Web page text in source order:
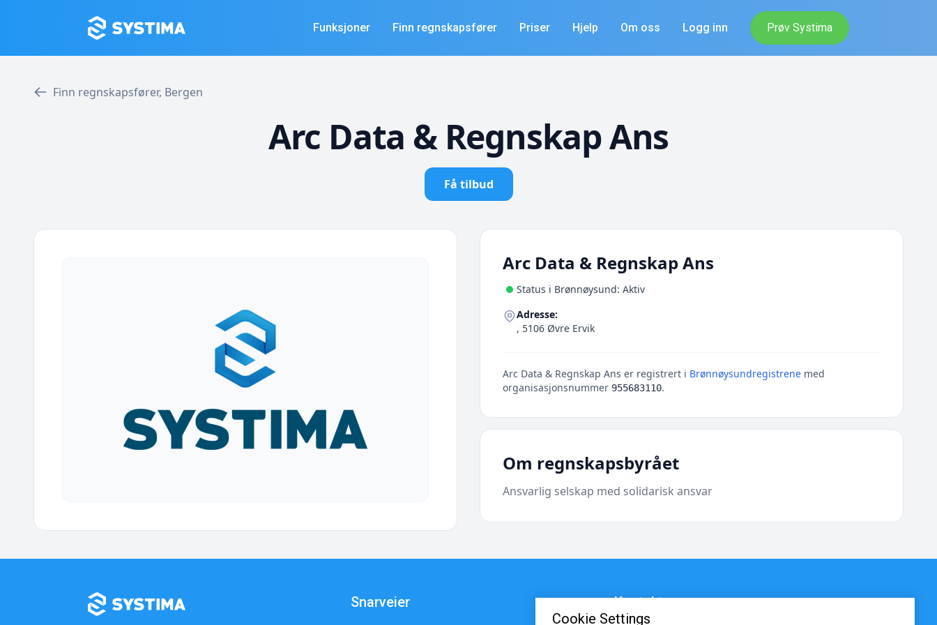
Funksjoner Finn regnskapsfører Priser Hjelp Om oss Logg inn Prøv Systima
Finn regnskapsfører, Bergen
Arc Data & Regnskap Ans
Få tilbud
Arc Data & Regnskap Ans
Status i Brønnøysund: Aktiv
Adresse:
, 5106 Øvre Ervik
Arc Data & Regnskap Ans er registrert i Brønnøysundregistrene med
organisasjonsnummer 955683110.
Om regnskapsbyrået
Ansvarlig selskap med solidarisk ansvar
Cookie Settings
Snarveier Kontakt